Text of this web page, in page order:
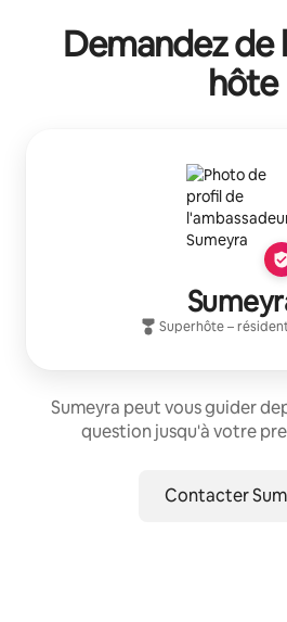
Demandez de
hôte
Superhôte–
Sumeyra peut vous guider
question jusqu'à votre
Contacter